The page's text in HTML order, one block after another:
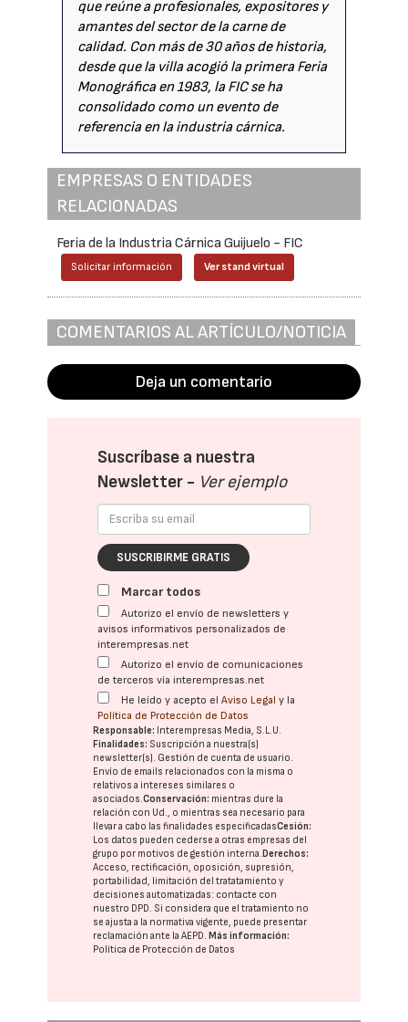
que reúne a profesionales, expositores y
amantes del sector de la carne de
calidad. Con más de 30 años de historia,
desde que la villa acogió la primera Feria
Monográfica en 1983, la FIC se ha
consolidado como un evento de
referencia en la industria cárnica.
EMPRESAS O ENTIDADES
RELACIONADAS
Feria de la Industria Cárnica Guijuelo - FIC
Solicitar información Ver stand virtual
COMENTARIOS AL ARTÍCULO/NOTICIA
Deja un comentario
Suscríbase a nuestra
Newsletter - Ver ejemplo
SUSCRIBIRME GRATIS
Marcar todos
Autorizo el envío de newsletters y
avisos informativos personalizados de
interempresas.net
Autorizo el envío de comunicaciones
de terceros vía interempresas.net
He leído y acepto elAviso Legal y la
Política de Protección de Datos
Responsable: Interempresas Media, S.L.U.
Finalidades: Suscripción a nuestra(s)
newsletter(s). Gestión de cuenta de usuario.
Envío de emails relacionados con la misma o
relativos a intereses similares o
asociados.Conservación: mientras dure la
relación con Ud., o mientras sea necesario para
llevar a cabo las finalidades especificadasCesión:
Los datos pueden cederse a otras empresas del
grupo por motivos de gestión interna.Derechos:
Acceso, rectificación, oposición, supresión,
portabilidad, limitación del tratatamiento y
decisiones automatizadas: contacte con
nuestro DPD. Si considera que el tratamiento no
se ajusta a la normativa vigente, puede presentar
reclamación ante laAEPD.Más información:
Política de Protección de Datos